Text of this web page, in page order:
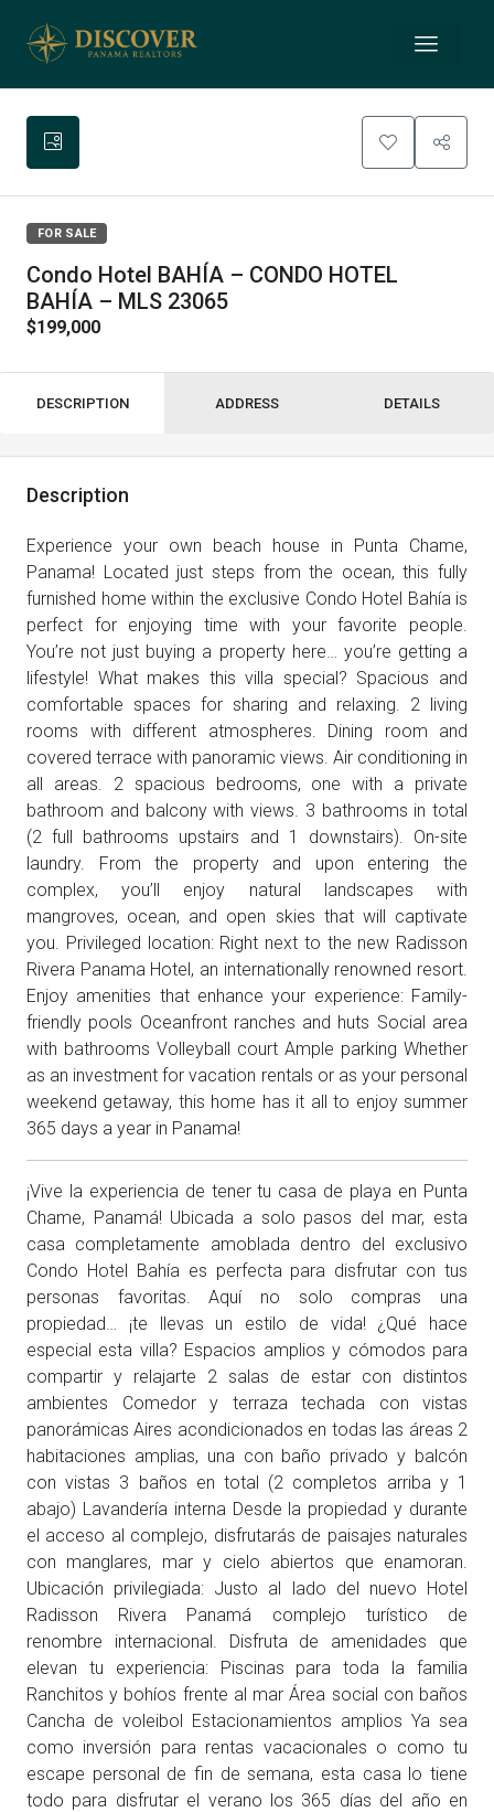
FOR SALE
Condo Hotel BAHÍA – CONDO HOTEL
BAHÍA – MLS 23065
$199,000
DESCRIPTION ADDRESS DETAILS
Description
Experience your own beach house in Punta Chame,
Panama! Located just steps from the ocean, this fully
furnished home within the exclusive Condo Hotel Bahía is
perfect for enjoying time with your favorite people.
You’re not just buying a property here… you’re getting a
lifestyle! What makes this villa special? Spacious and
comfortable spaces for sharing and relaxing. 2 living
rooms with different atmospheres. Dining room and
covered terrace with panoramic views. Air conditioning in
all areas. 2 spacious bedrooms, one with a private
bathroom and balcony with views. 3 bathrooms in total
(2 full bathrooms upstairs and 1 downstairs). On-site
laundry. From the property and upon entering the
complex, you’ll enjoy natural landscapes with
mangroves, ocean, and open skies that will captivate
you. Privileged location: Right next to the new Radisson
Rivera Panama Hotel, an internationally renowned resort.
Enjoy amenities that enhance your experience: Family-
friendly pools Oceanfront ranches and huts Social area
with bathrooms Volleyball court Ample parking Whether
as an investment for vacation rentals or as your personal
weekend getaway, this home has it all to enjoy summer
365 days a year in Panama!
¡Vive la experiencia de tener tu casa de playa en Punta
Chame, Panamá! Ubicada a solo pasos del mar, esta
casa completamente amoblada dentro del exclusivo
Condo Hotel Bahía es perfecta para disfrutar con tus
personas favoritas. Aquí no solo compras una
propiedad… ¡te llevas un estilo de vida! ¿Qué hace
especial esta villa? Espacios amplios y cómodos para
compartir y relajarte 2 salas de estar con distintos
ambientes Comedor y terraza techada con vistas
panorámicas Aires acondicionados en todas las áreas 2
habitaciones amplias, una con baño privado y balcón
con vistas 3 baños en total (2 completos arriba y 1
abajo) Lavandería interna Desde la propiedad y durante
el acceso al complejo, disfrutarás de paisajes naturales
con manglares, mar y cielo abiertos que enamoran.
Ubicación privilegiada: Justo al lado del nuevo Hotel
Radisson Rivera Panamá complejo turístico de
renombre internacional. Disfruta de amenidades que
elevan tu experiencia: Piscinas para toda la familia
Ranchitos y bohíos frente al mar Área social con baños
Cancha de voleibol Estacionamientos amplios Ya sea
como inversión para rentas vacacionales o como tu
escape personal de fin de semana, esta casa lo tiene
todo para disfrutar el verano los 365 días del año en